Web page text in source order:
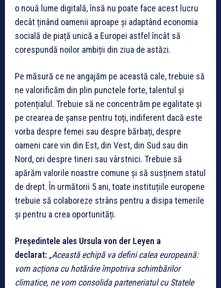
o nouă lume digitală, însă nu poate face acest lucru
decât ținând oamenii aproape și adaptând economia
socială de piață unică a Europei astfel încât să
corespundă noilor ambiții din ziua de astăzi.
Pe măsură ce ne angajăm pe această cale, trebuie să
ne valorificăm din plin punctele forte, talentul și
potențialul. Trebuie să ne concentrăm pe egalitate și
pe crearea de șanse pentru toți, indiferent dacă este
vorba despre femei sau despre bărbați, despre
oameni care vin din Est, din Vest, din Sud sau din
Nord, ori despre tineri sau vârstnici. Trebuie să
apărăm valorile noastre comune și să susținem statul
de drept. În următorii 5 ani, toate instituțiile europene
trebuie să colaboreze strâns pentru a disipa temerile
și pentru a crea oportunități.
Președintele ales Ursula von der Leyen a
declarat: „Această echipă va defini calea europeană:
vom acționa cu hotărâre împotriva schimbărilor
climatice, ne vom consolida parteneriatul cu Statele